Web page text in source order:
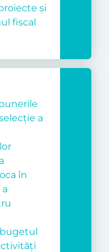
şi
fiscal
a
în